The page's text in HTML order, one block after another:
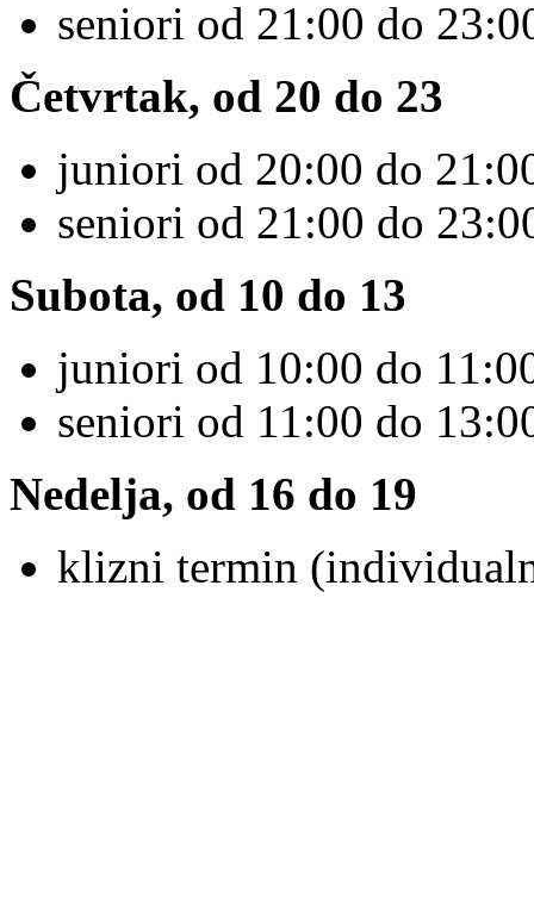
seniori od 21:00 do
Četvrtak, od 20 do 23
juniori od 20:00 do
seniori od 21:00 do
Subota, od 10 do 13
juniori od 10:00 do
seniori od 11:00 do
Nedelja, od 16 do 19
klizni termin